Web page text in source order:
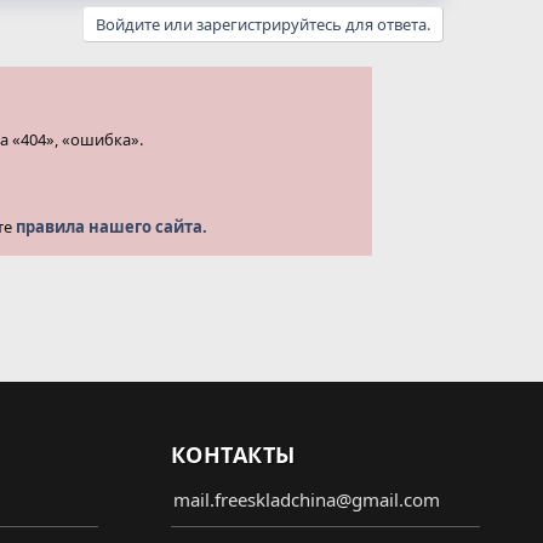
Войдите или зарегистрируйтесь для ответа.
«404», «ошибка».
правила нашего сайта.
КОНТАКТЫ
mail.freeskladchina@gmail.com